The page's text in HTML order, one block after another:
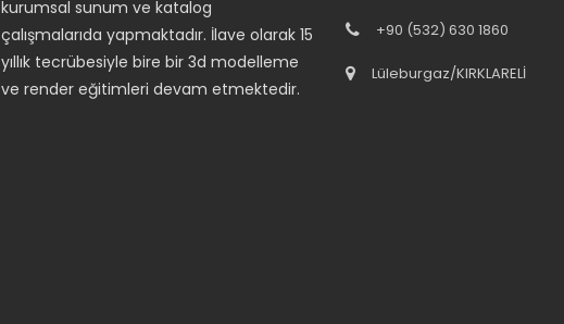
kurumsal sunum ve katalog
çalışmalarıda yapmaktadır. İlave olarak 15
yıllık tecrübesiyle bire bir 3d modelleme
ve render eğitimleri devam etmektedir.
+90 (532) 630 1860
Lüleburgaz/KIRKLARELİ